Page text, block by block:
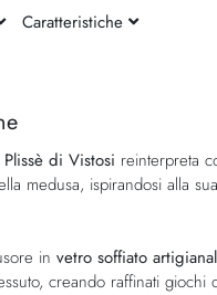
di Vistosi reinterpreta
medusa, ispirandosi alla
in vetro soffiato
creando raffinati giochi
Caratteristiche